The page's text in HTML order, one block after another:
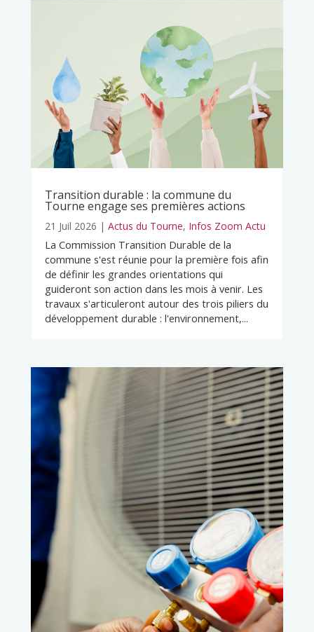
Transition durable : la commune du
Tourne engage ses premières actions
21 Juil 2026 | Actus du Tourne, Infos Zoom Actu
La Commission Transition Durable de la
commune s'est réunie pour la première fois afin
de définir les grandes orientations qui
guideront son action dans les mois à venir. Les
travaux s'articuleront autour des trois piliers du
développement durable : l'environnement,...